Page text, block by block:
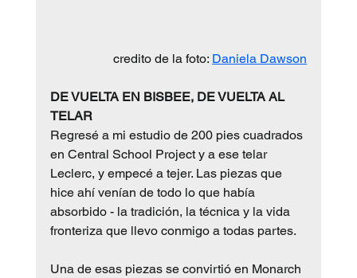
credito de la foto: Daniela Dawson
DE VUELTA EN BISBEE, DE VUELTA AL
TELAR
Regresé a mi estudio de 200 pies cuadrados
en Central School Project y a ese telar
Leclerc, y empecé a tejer. Las piezas que
hice ahí venían de todo lo que había
absorbido - la tradición, la técnica y la vida
fronteriza que llevo conmigo a todas partes.
Una de esas piezas se convirtió en Monarch